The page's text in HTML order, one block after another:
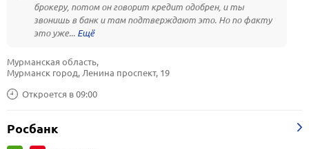
брокеру, потом он говорит кредит одобрен, и ты
звонишь в банк и там подтверждают это. Но по факту
это уже...
Откроется в 09:00
Мурманская область,
Мурманск город, Ленина проспект, 19
Росбанк